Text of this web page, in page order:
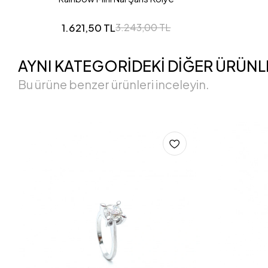
1.621,50 TL3.243,00 TL
AYNI KATEGORİDEKİ DİĞER
Bu ürüne benzer ürünleri inceleyin.